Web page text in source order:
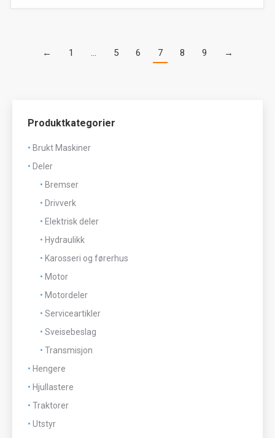
← 1 … 5 6 7 8 9 →
Produktkategorier
Brukt Maskiner
Deler
Bremser
Drivverk
Elektrisk deler
Hydraulikk
Karosseri og førerhus
Motor
Motordeler
Serviceartikler
Sveisebeslag
Transmisjon
Hengere
Hjullastere
Traktorer
Utstyr